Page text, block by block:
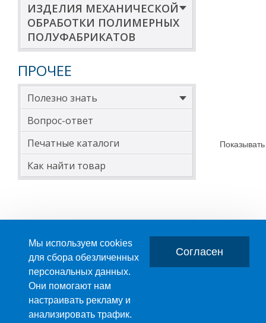
ИЗДЕЛИЯ МЕХАНИЧЕСКОЙ
ОБРАБОТКИ ПОЛИМЕРНЫХ
ПОЛУФАБРИКАТОВ
ПРОЧЕЕ
Полезно знать
Вопрос-ответ
Печатные каталоги
Как найти товар
ПРОИЗВОДСТВО ПЛАСТМАССОВЫХ ИЗДЕЛИЙ
Мы используем cookies
для сбора обезличенных
персональных данных.
Они помогают нам
настраивать рекламу и
анализировать трафик.
Согласен